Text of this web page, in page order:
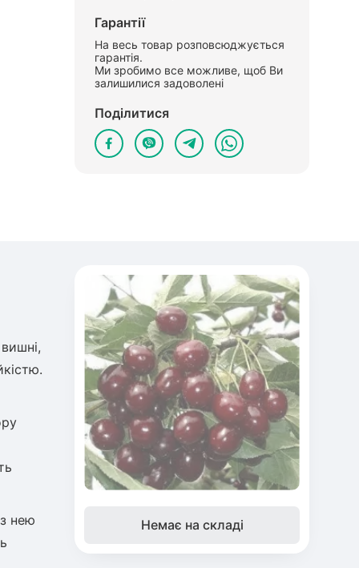
Гарантії
На весь товар розповсюджується
гарантія.
Ми зробимо все можливе, щоб Ви
залишилися задоволені
Поділитися
нею
Немає на складі